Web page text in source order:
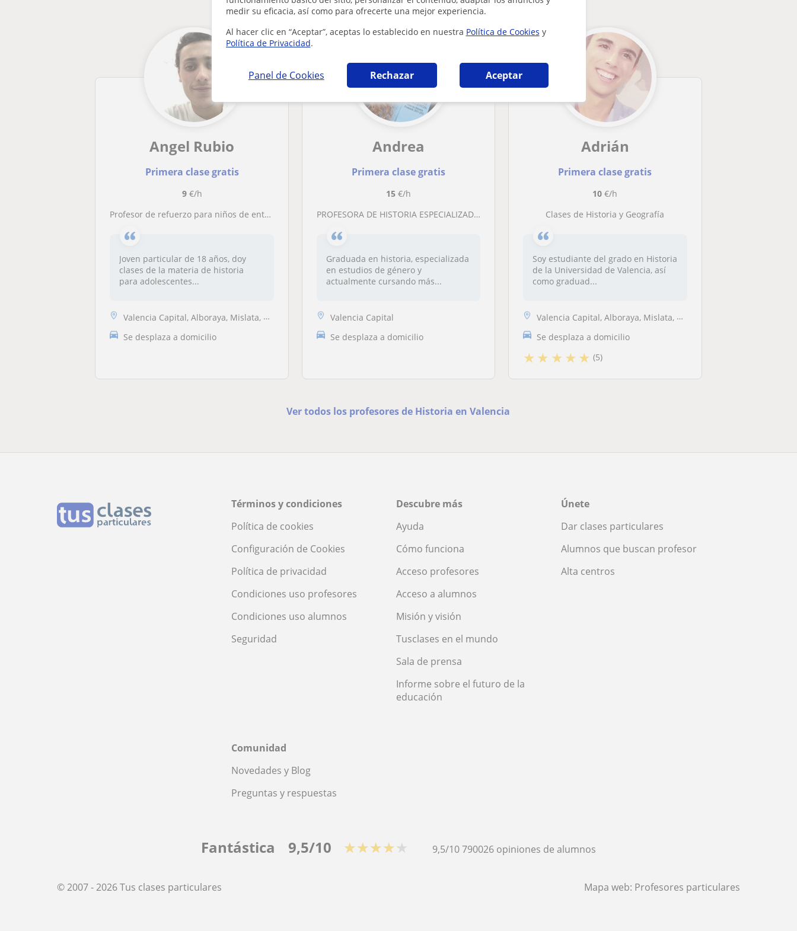
medir su eficacia, así como para ofrecerte una mejor experiencia.
Al hacer clic en “Aceptar”, aceptas lo establecido en nuestra Política de Cookies y
Política de Privacidad.
Panel de Cookies Rechazar Aceptar
Angel Rubio
Primera clase gratis
9€/h
Profesor de refuerzo para niños de entre 14 y 17 años
Joven particular de 18 años, doy
clases de la materia de historia
para adolescentes...
Valencia Capital, Alboraya, Mislata, Tavernes Blanques
Se desplaza a domicilio
Andrea
Primera clase gratis
15€/h
PROFESORA DE HISTORIA ESPECIALIZADA EN ESTUDIOS DE GÉNERO OFRECE CLASES
Graduada en historia, especializada
en estudios de género y
actualmente cursando más...
Valencia Capital
Se desplaza a domicilio
Adrián
Primera clase gratis
10 €/h
Clases de Historia y Geografía
Soy estudiante del grado en Historia
de la Universidad de Valencia, así
como graduad...
Valencia Capital, Alboraya, Mislata, Tavernes Blanques
Se desplaza a domicilio
★★ ★★★ (5)
Ver todos los profesores de Historia en Valencia
Términos y condiciones
Política de cookies
Configuración de Cookies
Política de privacidad
Condiciones uso profesores
Condiciones uso alumnos
Seguridad
Descubre más
Ayuda
Cómo funciona
Acceso profesores
Acceso a alumnos
Misión y visión
Tusclases en el mundo
Sala de prensa
Informe sobre el futuro de la
educación
Únete
Dar clases particulares
Alumnos que buscan profesor
Alta centros
Comunidad
Novedades y Blog
Preguntas y respuestas
Fantástica 9,5/10 ★★★★★ 9,5/10790026 opiniones de alumnos
© 2007 - 2026 Tus clases particulares Mapa web: Profesores particulares